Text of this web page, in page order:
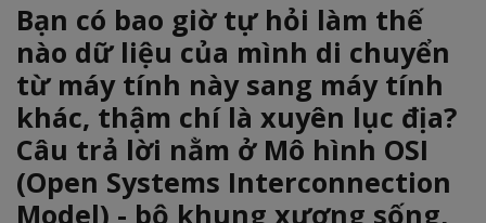
Bạn có bao giờ tự hỏi làm thế
nào dữ liệu của mình di chuyển
từ máy tính này sang máy tính
khác, thậm chí là xuyên lục địa?
Câu trả lời nằm ở Mô hình OSI
(Open Systems Interconnection
Model) - bộ khung xương sống,